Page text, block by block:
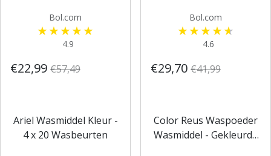
Bol.com
4.9
€22,99 €57,49
Ariel Wasmiddel Kleur -
4 x 20 Wasbeurten
Bol.com
4.6
€29,70 €41,99
Color Reus Waspoeder
Wasmiddel - Gekleurde